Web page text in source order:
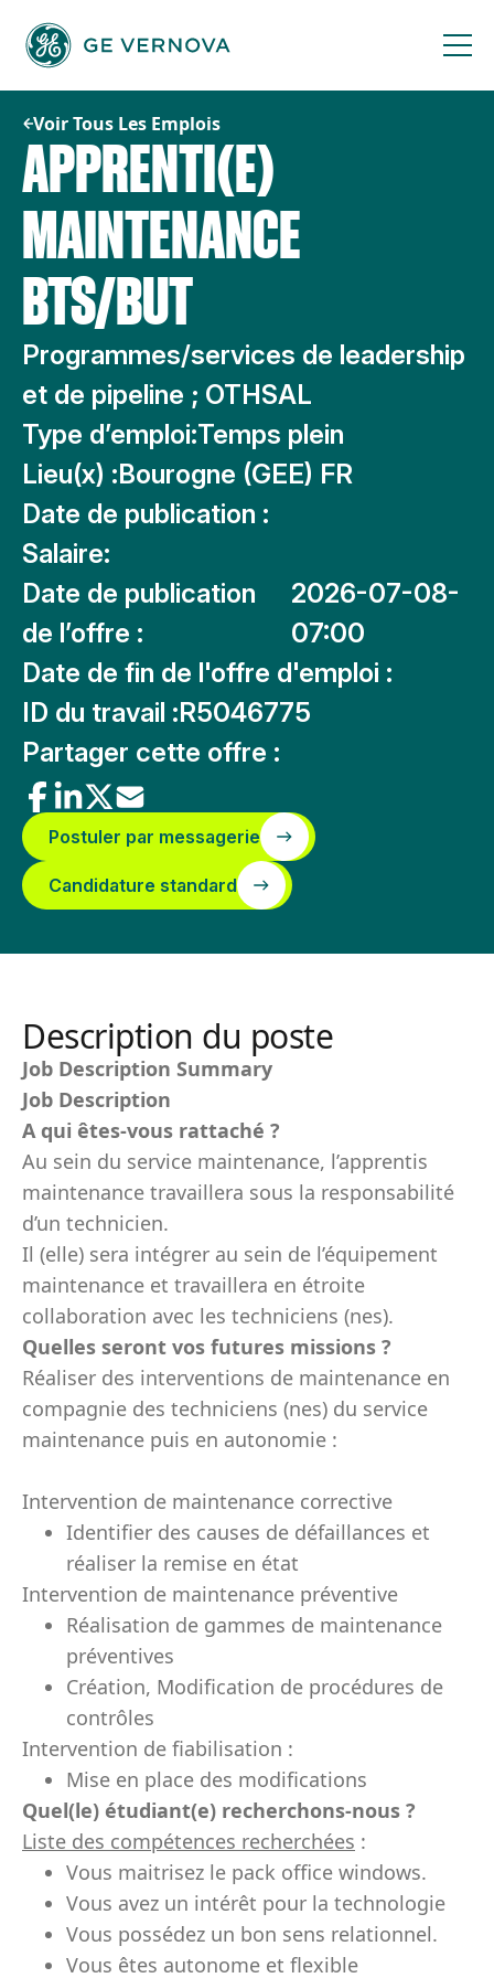
contenu
Voir Tous Les Emplois
APPRENTI(E)
MAINTENANCE
BTS/BUT
Programmes/services de leadership
et de pipeline ; OTHSAL
Type d’emploi:Temps plein
Lieu(x) :Bourogne (GEE) FR
Date de publication :
Salaire:
Date de publication
de l’offre :
2026-07-08-
07:00
Date de fin de l'offre d'emploi :
ID du travail :R5046775
Partager cette offre :
Postuler par messagerie
Candidature standard
Description du poste
Job Description Summary
Job Description
A qui êtes-vous rattaché ?
Au sein du service maintenance, l’apprentis
maintenance travaillera sous la responsabilité
d’un technicien.
Il (elle) sera intégrer au sein de l’équipement
maintenance et travaillera en étroite
collaboration avec les techniciens (nes).
Quelles seront vos futures missions ?
Réaliser des interventions de maintenance en
compagnie des techniciens (nes) du service
maintenance puis en autonomie :
Intervention de maintenance corrective
Identifier des causes de défaillances et
réaliser la remise en état
Intervention de maintenance préventive
Réalisation de gammes de maintenance
préventives
Création, Modification de procédures de
contrôles
Intervention de fiabilisation :
Mise en place des modifications
Quel(le) étudiant(e) recherchons-nous ?
Liste des compétences recherchées :
Vous maitrisez le pack office windows.
Vous avez un intérêt pour la technologie
Vous possédez un bon sens relationnel.
Vous êtes autonome et flexible